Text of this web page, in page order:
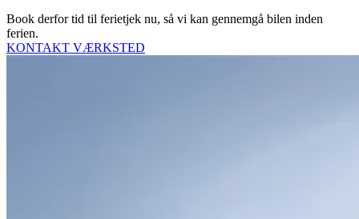
Book derfor tid til ferietjek nu, så vi kan gennemgå bilen inden
ferien.
KONTAKT VÆRKSTED